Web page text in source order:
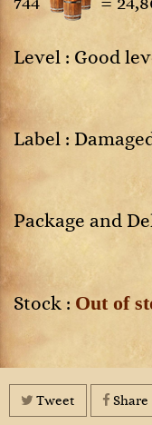
Level : Good
Label :
Package and
Stock : Out of
Tweet Share